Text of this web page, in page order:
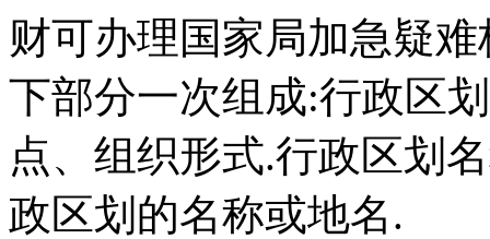
财可办理国家局加急疑
下部分一次组成:行政区
点、组织形式.行政区划
政区划的名称或地名.